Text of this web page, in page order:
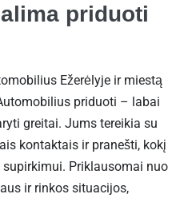
priduoti
Ežerėlyje ir miestą
priduoti – labai
greitai. Jums tereikia su
kontaktais ir pranešti, kokį
Priklausomai nuo
ir rinkos situacijos,